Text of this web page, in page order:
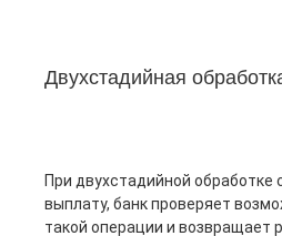
Двухстадийная
При двухстадийной обработке
выплату, банк проверяет
такой операции и возвращает